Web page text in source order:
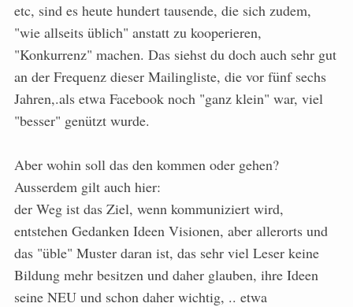
etc, sind es heute hundert tausende, die sich zudem,
"wie allseits üblich" anstatt zu kooperieren,
"Konkurrenz" machen. Das siehst du doch auch sehr gut
an der Frequenz dieser Mailingliste, die vor fünf sechs
Jahren,.als etwa Facebook noch "ganz klein" war, viel
"besser" genützt wurde.
Aber wohin soll das den kommen oder gehen?
Ausserdem gilt auch hier:
der Weg ist das Ziel, wenn kommuniziert wird,
entstehen Gedanken Ideen Visionen, aber allerorts und
das "üble" Muster daran ist, das sehr viel Leser keine
Bildung mehr besitzen und daher glauben, ihre Ideen
seine NEU und schon daher wichtig, .. etwa